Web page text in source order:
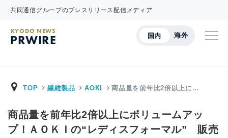
共同通信グループのプレスリリース配信メディア
国内 海外
KYODO NEWS
PRWIRE
TOP 繊維製品 AOKI 商品量を前年比2倍以上に…
商品量を前年比2倍以上にボリュームアッ
プ！ＡＯＫＩの“レディスフォーマル” 販売